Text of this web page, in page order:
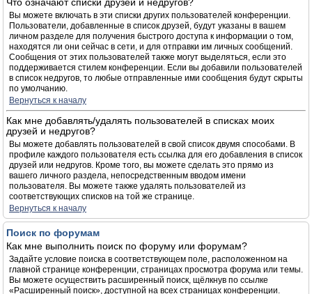
Вы можете включать в эти списки других пользователей конференции.
Пользователи, добавленные в список друзей, будут указаны в вашем
личном разделе для получения быстрого доступа к информации о том,
находятся ли они сейчас в сети, и для отправки им личных сообщений.
Сообщения от этих пользователей также могут выделяться, если это
поддерживается стилем конференции. Если вы добавили пользователей
в список недругов, то любые отправленные ими сообщения будут скрыты
по умолчанию.
Вернуться к началу
Как мне добавлять/удалять пользователей в списках моих
друзей и недругов?
Вы можете добавлять пользователей в свой список двумя способами. В
профиле каждого пользователя есть ссылка для его добавления в список
друзей или недругов. Кроме того, вы можете сделать это прямо из
вашего личного раздела, непосредственным вводом имени
пользователя. Вы можете также удалять пользователей из
соответствующих списков на той же странице.
Вернуться к началу
Поиск по форумам
Как мне выполнить поиск по форуму или форумам?
Задайте условие поиска в соответствующем поле, расположенном на
главной странице конференции, страницах просмотра форума или темы.
Вы можете осуществить расширенный поиск, щёлкнув по ссылке
«Расширенный поиск», доступной на всех страницах конференции.